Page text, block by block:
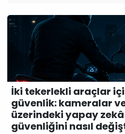
İki tekerlekli araçlar
güvenlik: kameralar
üzerindeki yapay
güvenliğini nasıl